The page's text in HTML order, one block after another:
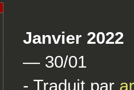
Janvier 2022
— 30/01
- Traduit par